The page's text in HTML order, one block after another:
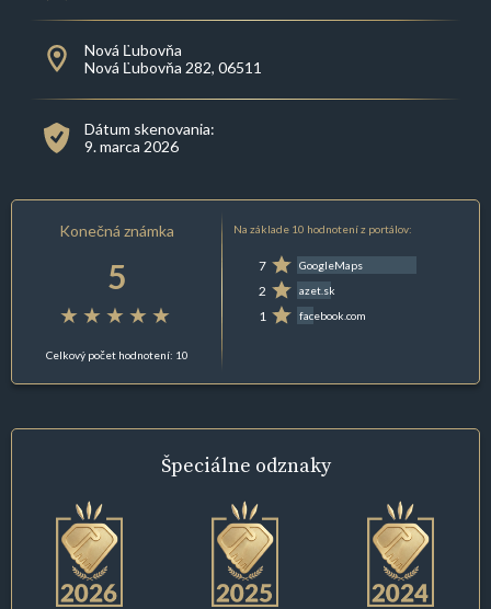
Nová Ľubovňa
Nová Ľubovňa 282, 06511
Dátum skenovania:
9. marca 2026
Konečná známka
5
Celkový počet hodnotení: 10
Na základe 10 hodnotení z portálov:
7 GoogleMaps
2 azet.sk
1 facebook.com
Špeciálne odznaky